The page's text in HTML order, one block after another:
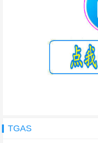
TGAS